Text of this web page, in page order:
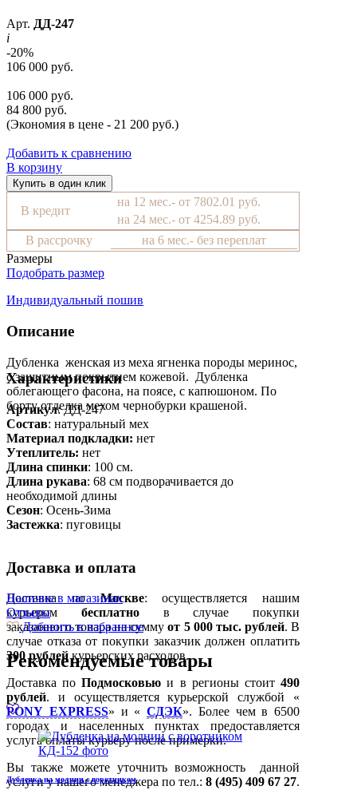
Арт. ДД-247
i
-20%
106 000 руб.
106 000 руб.
84 800 руб.
(Экономия в цене - 21 200 руб.)
Добавить к сравнению
В корзину
Купить в один клик
В кредит
на 12 мес.- от 7802.01 руб.
на 24 мес.- от 4254.89 руб.
В рассрочку
на 6 мес.- без переплат
Размеры
Подобрать размер
Индивидуальный пошив
Описание
Дубленка женская из меха ягненка породы меринос,
с защитным покрытием кожевой. Дубленка
облегающего фасона, на поясе, с капюшоном. По
борту отделка мехом чернобурки крашеной.
Характеристики
Артикул: ДД-247
Состав: натуральный мех
Материал подкладки: нет
Утеплитель: нет
Длина спинки: 100 см.
Длина рукава: 68 см подворачивается до
необходимой длины
Сезон: Осень-Зима
Застежка: пуговицы
Доставка и оплата
Доставка поМоскве: осуществляется нашим
курьером бесплатно в случае покупки
заказанного товара на суммуот 5 000 тыс. рублей. В
случае отказа от покупки заказчик должен оплатить
300рублейкурьерских расходов.
Доставка поПодмосковьюи в регионы стоит490
рублей. и осуществляется курьерской службой «
PONY EXPRESS» и « СДЭК». Более чем в 6500
городах и населенных пунктах предоставляется
услуга оплаты курьеру после примерки.
Вы также можете уточнить возможность данной
услуги у нашего менеджера по тел.: 8 (495) 409 67 27.
Наличие в магазинах
Отзывы
Добавить в избранное
Рекомендуемые товары
Дубленка на молнии с воротником